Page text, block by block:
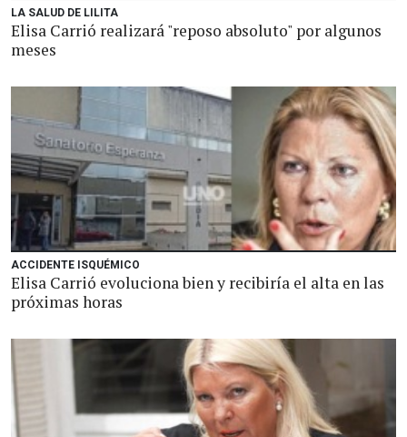
LA SALUD DE LILITA
Elisa Carrió realizará "reposo absoluto" por algunos
meses
ACCIDENTE ISQUÉMICO
Elisa Carrió evoluciona bien y recibiría el alta en las
próximas horas